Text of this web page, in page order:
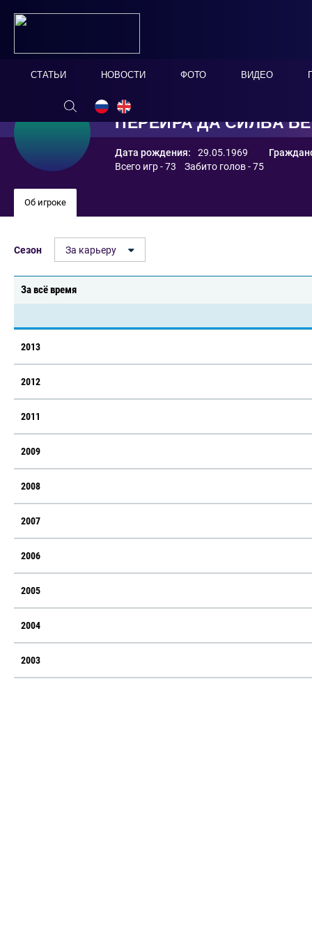
СТАТЬИ НОВОСТИ ФОТО ВИДЕО
ПЕРЕЙРА ДА СИЛВА
Дата рождения: 29.05.1969
Всего игр - 73 Забито голов - 75
Об игроке
Сезон За карьеру
За всё время
2013
2012
2011
2009
2008
2007
2006
2005
2004
2003